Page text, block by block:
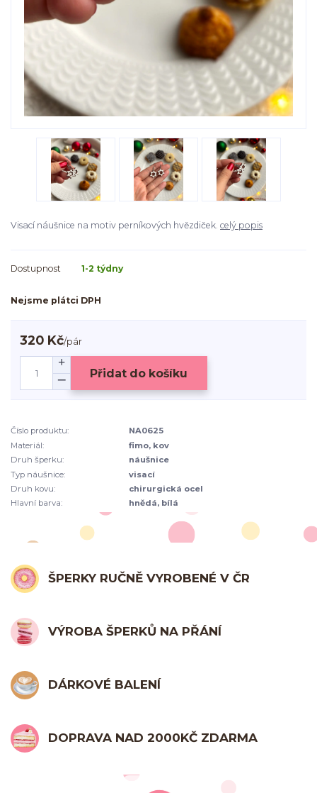
Visací náušnice na motiv perníkových hvězdiček. celý popis
Dostupnost 1-2 týdny
Nejsme plátci DPH
320 Kč/pár
Přidat do košíku
Číslo produktu:
NA0625
Materiál:
fimo, kov
Druh šperku:
náušnice
Typ náušnice:
visací
Druh kovu:
chirurgická ocel
Hlavní barva:
hnědá, bílá
ŠPERKY RUČNĚ VYROBENÉ V ČR
VÝROBA ŠPERKŮ NA PŘÁNÍ
DÁRKOVÉ BALENÍ
DOPRAVA NAD 2000KČ ZDARMA